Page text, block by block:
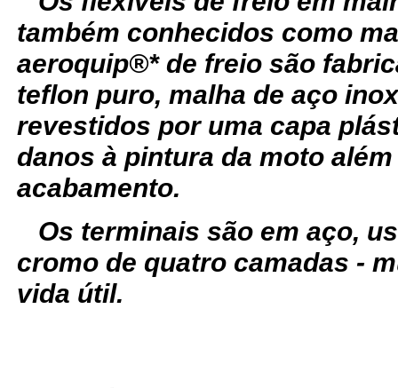
também conhecidos como
aeroquip®* de freio são
teflon puro, malha de aço
revestidos por uma capa
danos à pintura da moto
acabamento.
Os terminais são em aço,
cromo de quatro camadas -
vida útil.